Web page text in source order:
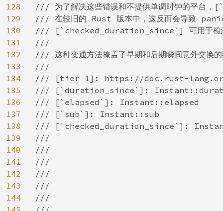
128
129
130
131
132
133
134
135
136
137
138
139
140
141
142
143
144
/// 为了解决这些错误和不提供单调时钟的
/// 在较旧的 Rust 版本中，这反而会导致
/// [`checked_duration_since`] 可用于检测
///
/// 这种变通方法掩盖了早期和后期瞬间意外交换
///
/// [tier 1]: https://doc.rust-
/// [`duration_since`]:
/// [`elapsed`]: Instant::elapsed
/// [`sub`]: Instant::sub
/// [`checked_duration_since`]:
///
///
///
///
///
///